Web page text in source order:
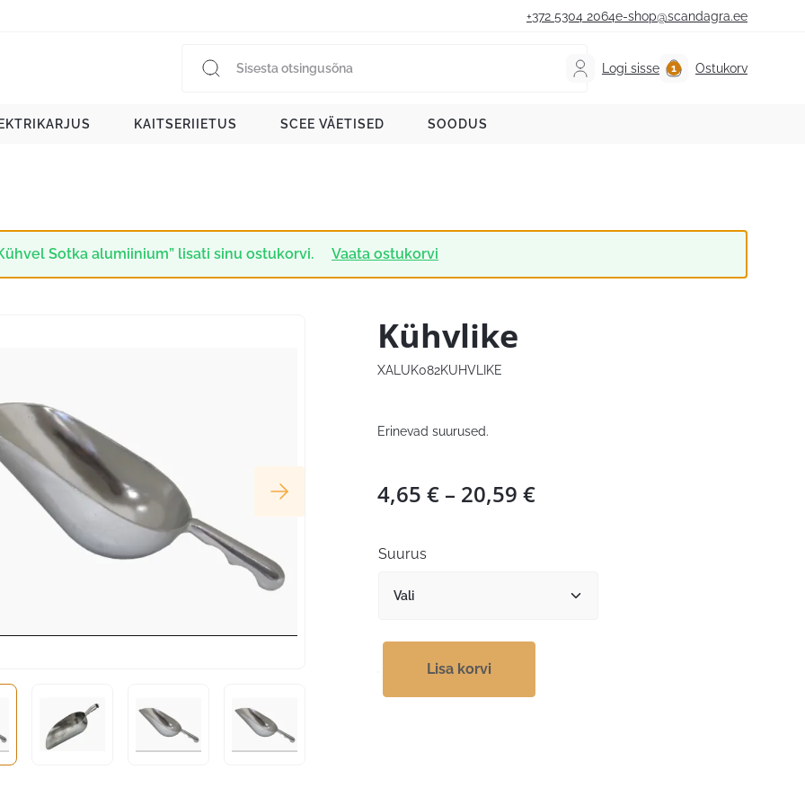
+372 5304 2064e-shop@scandagra.ee
Logi sisse Ostukorv
KAITSERIIETUS SCEE VÄETISED SOODUS
Sotka alumiinium” lisati sinu ostukorvi. Vaata ostukorvi
Kühvlike
XALUK082KUHVLIKE
Erinevad suurused.
4,65 € – 20,59 €Hinnavahemik:
Suurus
Lisa korvi